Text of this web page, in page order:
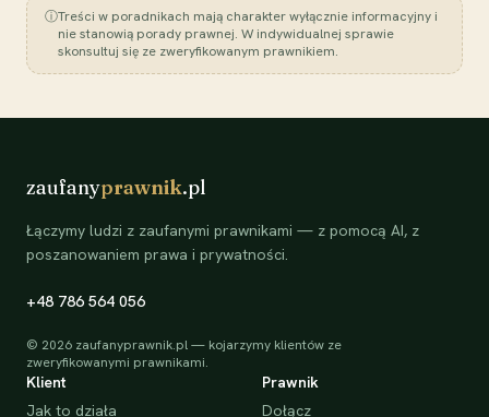
ⓘTreści w poradnikach mają charakter wyłącznie informacyjny i
nie stanowią porady prawnej. W indywidualnej sprawie
skonsultuj się ze zweryfikowanym prawnikiem.
zaufanyprawnik.pl
Łączymy ludzi z zaufanymi prawnikami — z pomocą AI, z
poszanowaniem prawa i prywatności.
+48 786 564 056
© 2026 zaufanyprawnik.pl — kojarzymy klientów ze
zweryfikowanymi prawnikami.
Klient
Jak to działa
Prawnik
Dołącz